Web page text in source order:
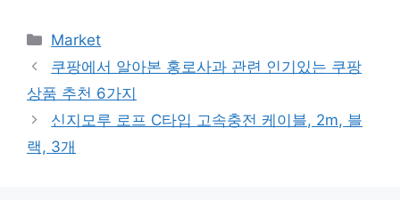
Categories
Market
쿠팡에서 알아본 홍로사과 관련 인기있는 쿠팡
상품 추천 6가지
신지모루 로프 C타입 고속충전 케이블, 2m, 블
랙, 3개